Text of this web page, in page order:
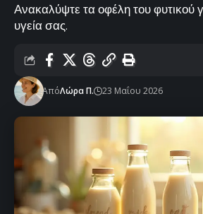
Ανακαλύψτε τα οφέλη του φυτικού
υγεία σας.
ΑπόΛώρα Π. 23 Μαΐου 2026